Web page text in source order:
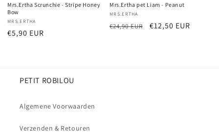
Mrs.Ertha Scrunchie - Stripe Honey
Bow
Verkoper:
MRS.ERTHA
Normale
€5,90 EUR
Mrs.Ertha pet Liam - Peanut
Verkoper:
MRS.ERTHA
Normale
€24,90 EUR Aanbiedingsprijs
€12,50 EUR
PETIT ROBILOU
Algemene Voorwaarden
Verzenden & Retouren